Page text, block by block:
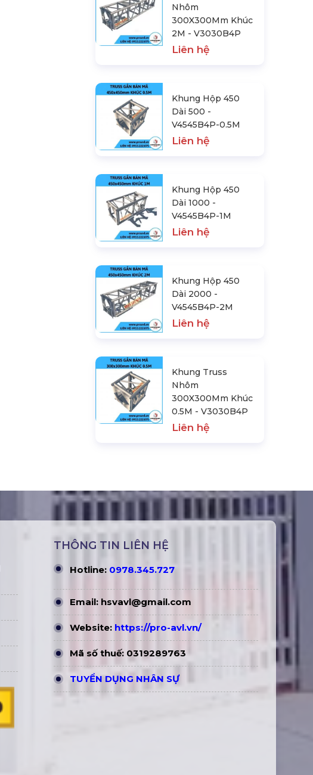
Nhôm
300X300Mm Khúc
2M - V3030B4P
Liên hệ
Khung Hộp 450
Dài 500 -
V4545B4P-0.5M
Liên hệ
Khung Hộp 450
Dài 1000 -
V4545B4P-1M
Liên hệ
Khung Hộp 450
Dài 2000 -
V4545B4P-2M
Liên hệ
Khung Truss
Nhôm
300X300Mm Khúc
0.5M - V3030B4P
Liên hệ
THÔNG TIN LIÊN HỆ
Hotline: 0978.345.727
Email: hsvavl@gmail.com
Website: https://pro-avl.vn/
Mã số thuế: 0319289763
TUYỂN DỤNG NHÂN SỰ